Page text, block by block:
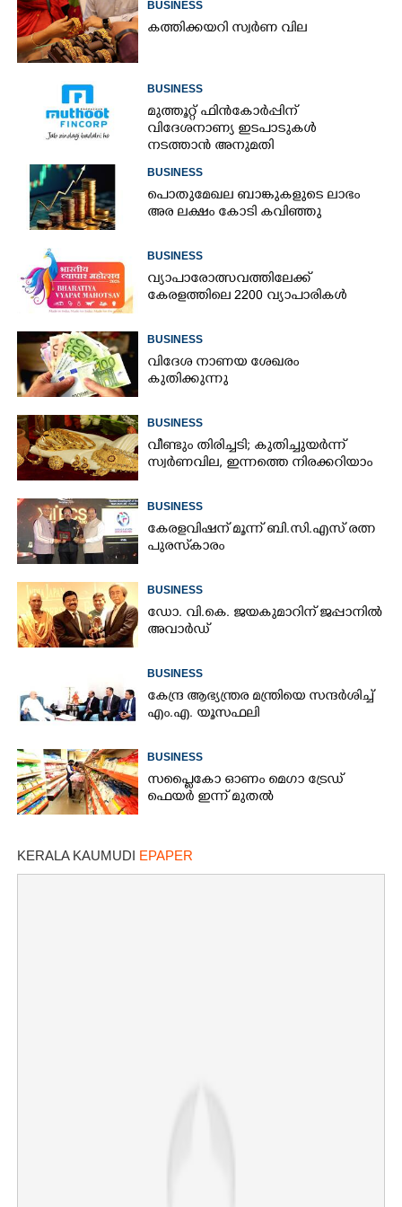
BUSINESS
കത്തിക്കയറി സ്വർണ വില
BUSINESS
മുത്തൂറ്റ് ഫിൻകോർപ്പിന്
വിദേശനാണ്യ ഇടപാടുകൾ
നടത്താൻ അനുമതി
BUSINESS
പൊതുമേഖല ബാങ്കുകളുടെ ലാഭം
അര ലക്ഷം കോടി കവിഞ്ഞു
BUSINESS
വ്യാപാരോത്സവത്തിലേക്ക്
കേരളത്തിലെ 2200 വ്യാപാരികൾ
BUSINESS
വിദേശ നാണയ ശേഖരം
കുതിക്കുന്നു
BUSINESS
വീണ്ടും തിരിച്ചടി; കുതിച്ചുയർന്ന്
സ്വർണവില, ഇന്നത്തെ നിരക്കറിയാം
BUSINESS
കേരളവിഷന് മൂന്ന് ബി.സി.എസ് രത്ന
പുരസ്‌കാരം
BUSINESS
ഡോ. വി.കെ. ജയകുമാറിന് ജപ്പാനിൽ
അവാർഡ്
BUSINESS
കേന്ദ്ര ആഭ്യന്ത്രര മന്ത്രിയെ സന്ദർശിച്ച്
എം.എ. യൂസഫലി
BUSINESS
സപ്ലൈകോ ഓണം മെഗാ ട്രേഡ്
ഫെയർ ഇന്ന് മുതൽ
KERALA KAUMUDI EPAPER